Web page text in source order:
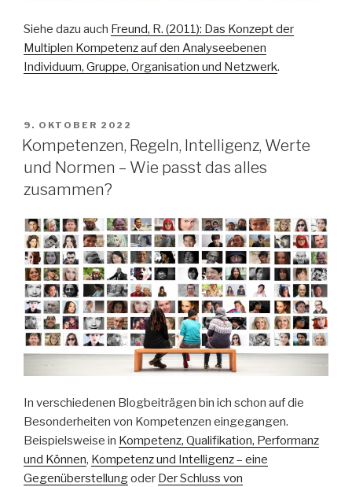
Siehe dazu auch Freund, R. (2011): Das Konzept der
Multiplen Kompetenz auf den Analyseebenen
Individuum, Gruppe, Organisation und Netzwerk.
VERÖFFENTLICHT
AM
9. OKTOBER 2022
Kompetenzen, Regeln, Intelligenz, Werte
und Normen – Wie passt das alles
zusammen?
In verschiedenen Blogbeiträgen bin ich schon auf die
Besonderheiten von Kompetenzen eingegangen.
Beispielsweise in Kompetenz, Qualifikation, Performanz
und Können, Kompetenz und Intelligenz – eine
Gegenüberstellungoder Der Schluss von